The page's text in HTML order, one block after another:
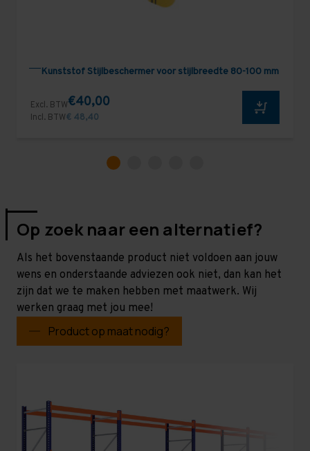
Kunststof Stijlbeschermer voor stijlbreedte 80-100 mm
Excl. BTW€40,00
Incl. BTW€ 48,40
Op zoek naar een alternatief?
Als het bovenstaande product niet voldoen aan jouw
wens en onderstaande adviezen ook niet, dan kan het
zijn dat we te maken hebben met maatwerk. Wij
werken graag met jou mee!
Product op maat nodig?